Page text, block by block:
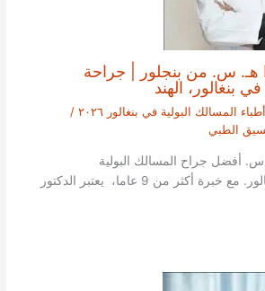
هـ. س. من بنجلور | جراحة
بنغالور، الهند
المسالك البولية في بنغالور ٢٠٢٦
/
الطبي
س. أفضل جراح المسالك البولية
والبروستات في بنغالور. مع خبرة أكثر من 9 عاما، يعتبر الدكتور